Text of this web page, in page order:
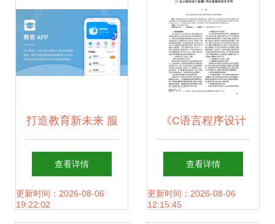
用融合创新课题开
题报告会在怡海小
打造教育新未来 服
务app与网站定制
开发如何重塑教育
查看详情
更新时间：2026-08-06
19:22:02
《C语言程序设计
基础》考试系统的
设计与开发 教育软
查看详情
更新时间：2026-08-06
12:15:45